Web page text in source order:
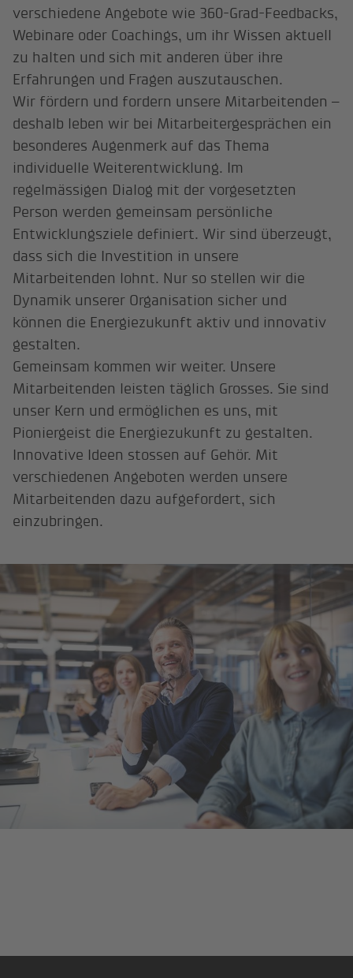
verschiedene Angebote wie 360-Grad-Feedbacks,
Webinare oder Coachings, um ihr Wissen aktuell
zu halten und sich mit anderen über ihre
Erfahrungen und Fragen auszutauschen.
Wir fördern und fordern unsere Mitarbeitenden –
deshalb leben wir bei Mitarbeitergesprächen ein
besonderes Augenmerk auf das Thema
individuelle Weiterentwicklung. Im
regelmässigen Dialog mit der vorgesetzten
Person werden gemeinsam persönliche
Entwicklungsziele definiert. Wir sind überzeugt,
dass sich die Investition in unsere
Mitarbeitenden lohnt. Nur so stellen wir die
Dynamik unserer Organisation sicher und
können die Energiezukunft aktiv und innovativ
gestalten.
Gemeinsam kommen wir weiter. Unsere
Mitarbeitenden leisten täglich Grosses. Sie sind
unser Kern und ermöglichen es uns, mit
Pioniergeist die Energiezukunft zu gestalten.
Innovative Ideen stossen auf Gehör. Mit
verschiedenen Angeboten werden unsere
Mitarbeitenden dazu aufgefordert, sich
einzubringen.